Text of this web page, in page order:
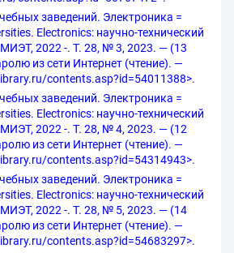
заведений. Электроника =
Electronics: научно-технический
2022 -. Т. 28, № 3, 2023. — (13
из сети Интернет (чтение). —
contents.asp?id=54011388>.
заведений. Электроника =
Electronics: научно-технический
2022 -. Т. 28, № 4, 2023. — (12
из сети Интернет (чтение). —
contents.asp?id=54314943>.
заведений. Электроника =
Electronics: научно-технический
2022 -. Т. 28, № 5, 2023. — (14
из сети Интернет (чтение). —
contents.asp?id=54683297>.